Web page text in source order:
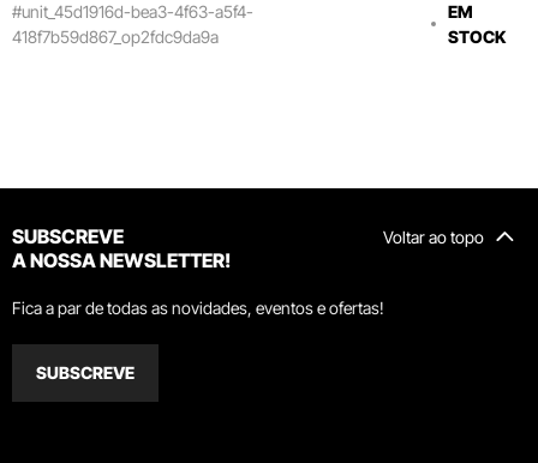
#unit_45d1916d-bea3-4f63-a5f4-
418f7b59d867_op2fdc9da9a
EM
STOCK
Voltar ao topo
SUBSCREVE
A NOSSA NEWSLETTER!
Fica a par de todas as novidades, eventos e ofertas!
SUBSCREVE